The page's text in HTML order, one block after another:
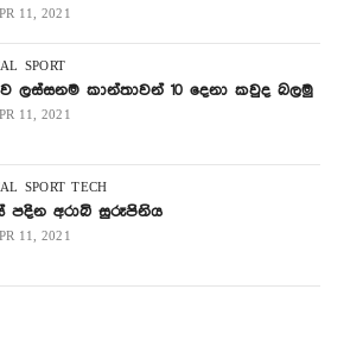
11, 2021
SPORT
ලස්සනම කාන්තාවන් 10 දෙනා කවුද බලමු
11, 2021
SPORT TECH
පදින අරාබි සුරූපිනිය
11, 2021